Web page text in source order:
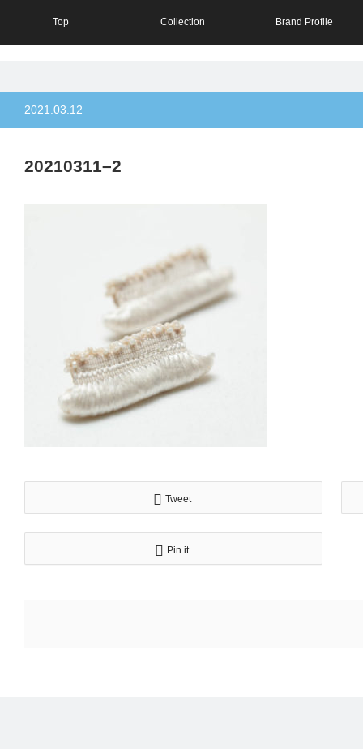
Top Collection Brand Profile
2021.03.12
20210311–2
Tweet
Pin it